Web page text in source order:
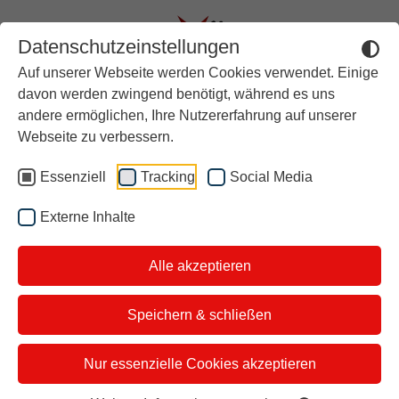
Datenschutzeinstellungen
Auf unserer Webseite werden Cookies verwendet. Einige
davon werden zwingend benötigt, während es uns
andere ermöglichen, Ihre Nutzererfahrung auf unserer
Webseite zu verbessern.
Essenziell Tracking Social Media
Externe Inhalte
Alle akzeptieren
Speichern & schließen
Nur essenzielle Cookies akzeptieren
100 Pflegetipps für Balkon-,
Garten- & Zimmerpflanzen
von Pflanzenexperte
Vincent Kitzinger
1. Balkonpflanzen sollte man immer
nach Sonne, Halbschatten oder
Aktuell
Rückblick
Über stern TV
Der Moderator
i&u Studios